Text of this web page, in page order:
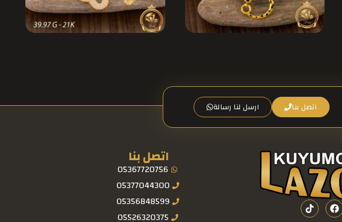
اتصل بنا ارسل لنا رسالة
اتصل بنا
05367720756
05377044300
05356848599
05526320375